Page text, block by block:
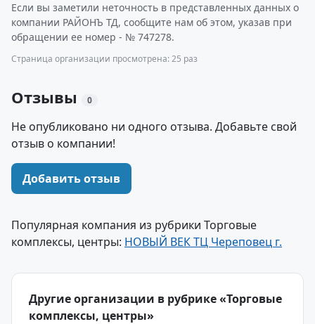
Если вы заметили неточность в представленных данных о
компании РАЙОНЪ ТД, сообщите нам об этом, указав при
обращении ее номер - № 747278.
Страница организации просмотрена: 25 раз
Отзывы 0
Не опубликовано ни одного отзыва. Добавьте свой
отзыв о компании!
Добавить отзыв
Популярная компания из рубрики Торговые
комплексы, центры: НОВЫЙ ВЕК ТЦ Череповец г.
Другие организации в рубрике «Торговые
комплексы, центры»